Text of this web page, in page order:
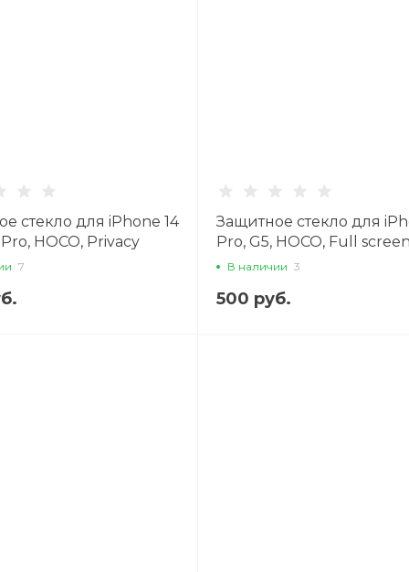
стекло для iPhone 14
HOCO, Privacy
full screen edges,
7
Защитное стекло для
Pro, G5, HOCO, Full
screen HD tempered
В наличии 3
500 руб.